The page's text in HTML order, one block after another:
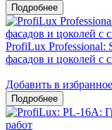
ProfiLux Professional:
фасадов и цоколей c
Добавить в избранное